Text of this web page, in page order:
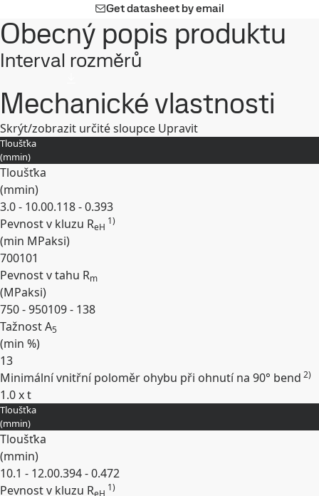
Get datasheet by email
Obecný popis produktu
Interval rozměrů
Mechanické vlastnosti
Skrýt/zobrazit určité sloupce Upravit
Tloušťka
(mmin)
Tloušťka
(mmin)
3.0 - 10.00.118 - 0.393
Pevnost v kluzu ReH
1)
(min MPaksi)
700101
Pevnost v tahu Rm
(MPaksi)
750 - 950109 - 138
Tažnost A5
(min %)
13
Minimální vnitřní poloměr ohybu při ohnutí na 90° bend 2)
1.0 x t
Rozbalit
Tloušťka
(mmin)
Tloušťka
(mmin)
10.1 - 12.00.394 - 0.472
Pevnost v kluzu ReH
1)